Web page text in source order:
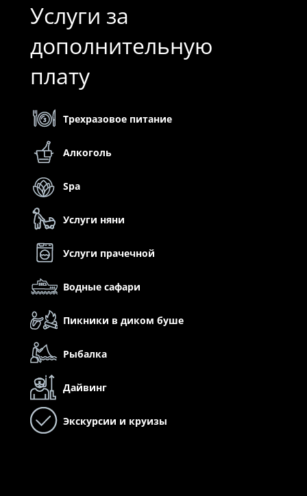
Услуги за
дополнительную
плату
Трехразовое питание
Алкоголь
Spa
Услуги няни
Услуги прачечной
Водные сафари
Пикники в диком буше
Рыбалка
Дайвинг
Экскурсии и круизы